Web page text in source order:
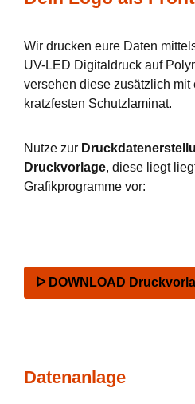
Wir drucken eure Daten
UV-LED Digitaldruck auf
versehen diese zusätzlich mit
kratzfesten Schutzlaminat.
Nutze zur
Druckvorlage, diese liegt
Grafikprogramme vor:
ᐅ DOWNLOAD
Datenanlage